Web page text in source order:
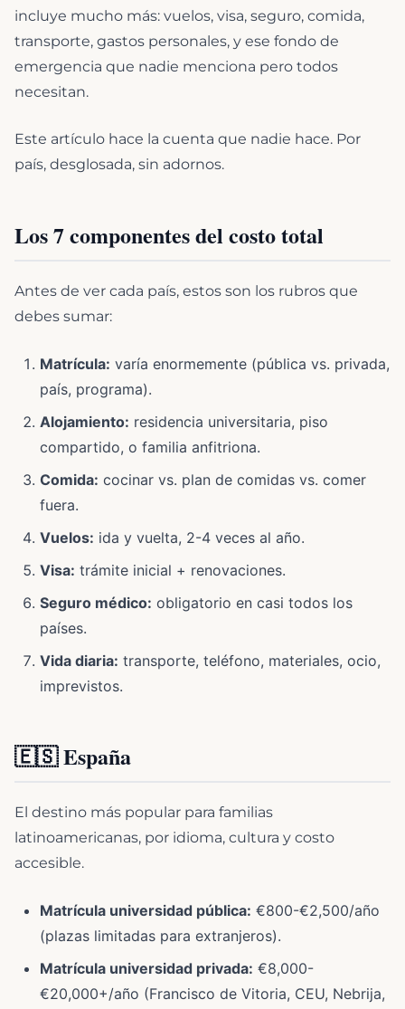
incluye mucho más: vuelos, visa, seguro, comida,
transporte, gastos personales, y ese fondo de
emergencia que nadie menciona pero todos
necesitan.
Este artículo hace la cuenta que nadie hace. Por
país, desglosada, sin adornos.
Los 7 componentes del costo total
Antes de ver cada país, estos son los rubros que
debes sumar:
Matrícula: varía enormemente (pública vs. privada,
país, programa).
Alojamiento: residencia universitaria, piso
compartido, o familia anfitriona.
Comida: cocinar vs. plan de comidas vs. comer
fuera.
Vuelos: ida y vuelta, 2-4 veces al año.
Visa: trámite inicial + renovaciones.
Seguro médico: obligatorio en casi todos los
países.
Vida diaria: transporte, teléfono, materiales, ocio,
imprevistos.
🇪🇸 España
El destino más popular para familias
latinoamericanas, por idioma, cultura y costo
accesible.
Matrícula universidad pública: €800-€2,500/año
(plazas limitadas para extranjeros).
Matrícula universidad privada: €8,000-
€20,000+/año (Francisco de Vitoria, CEU, Nebrija,